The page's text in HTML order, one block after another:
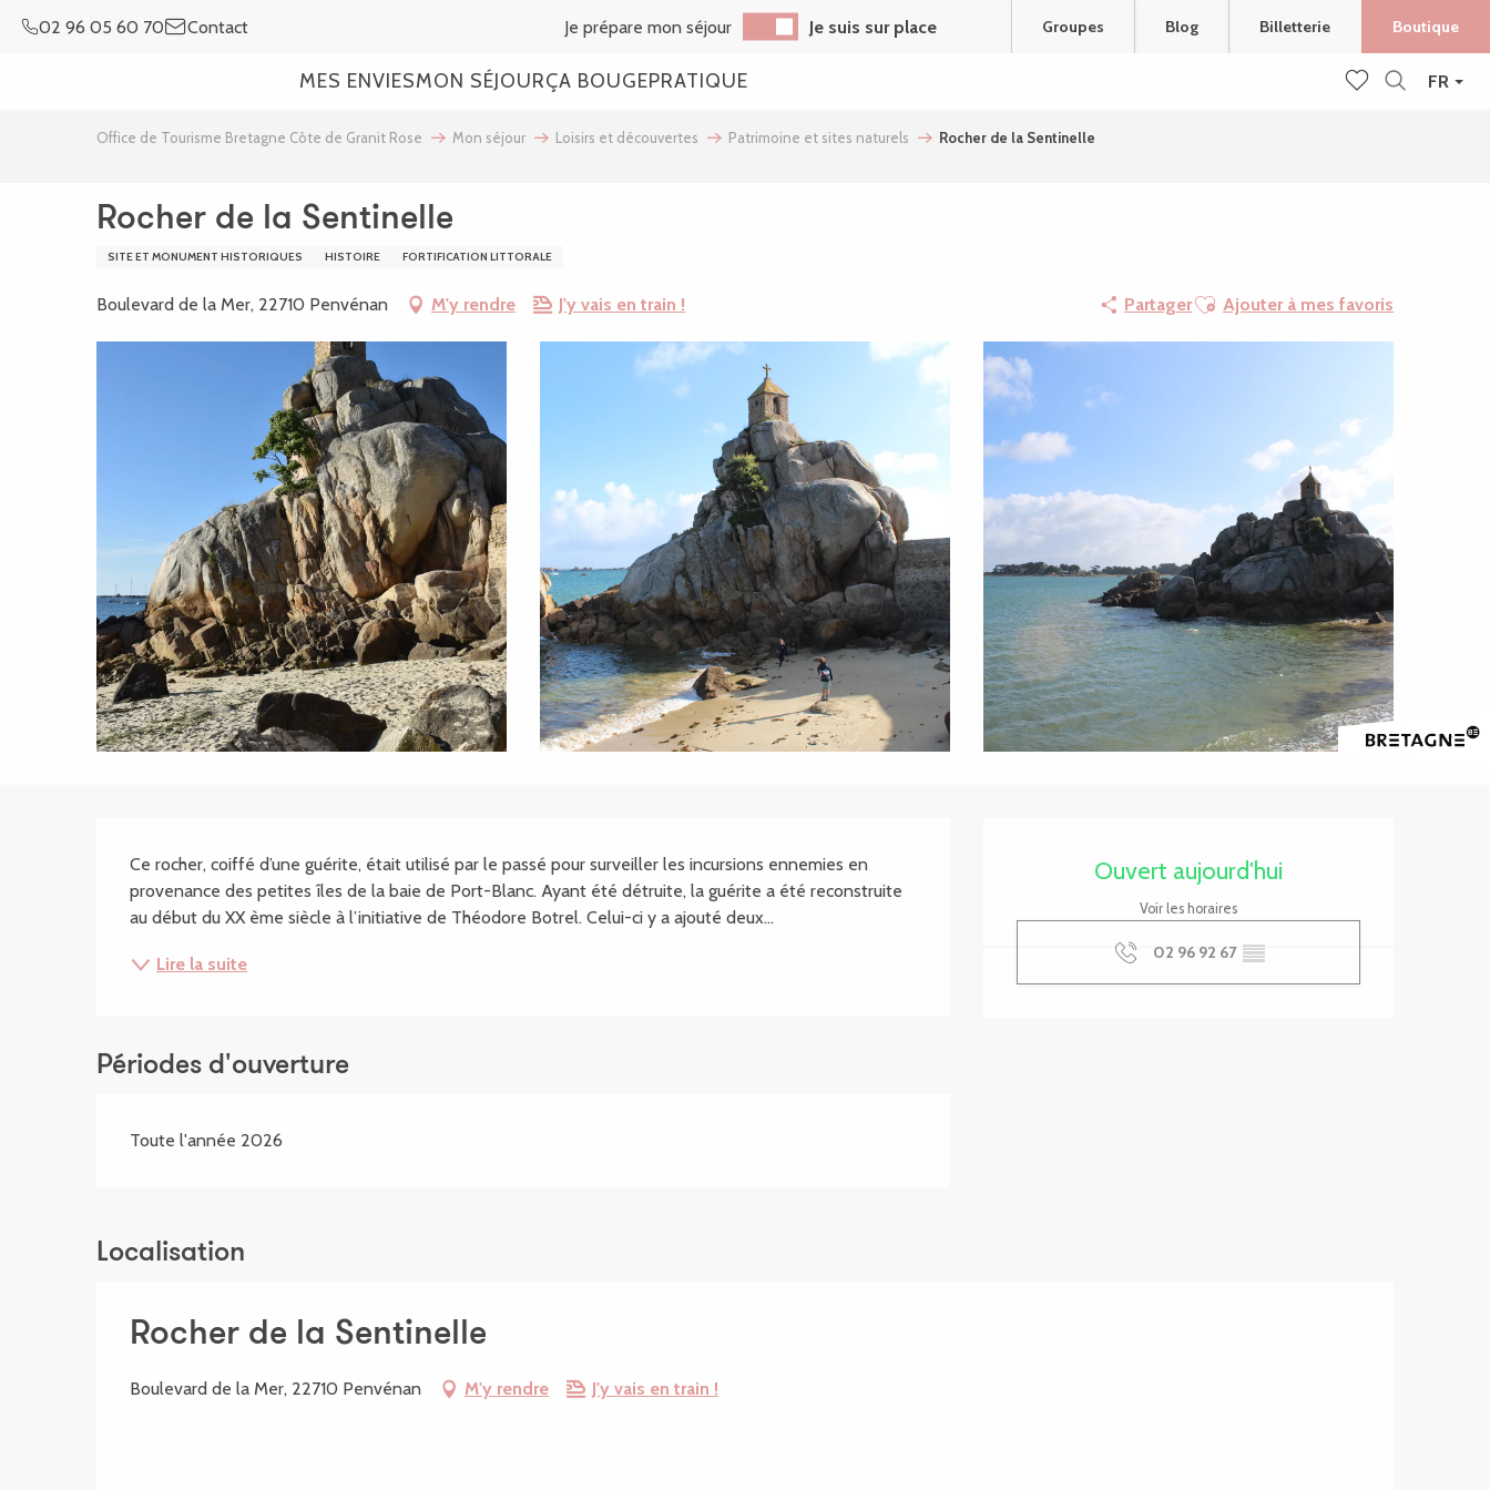
FR
02 96 05 60 70 Contact Je prépare mon séjour Je suis sur place Groupes Blog Billetterie Boutique
MES ENVIESMON SÉJOURÇA BOUGEPRATIQUE
Office de Tourisme Bretagne Côte de Granit Rose Mon séjour Loisirs et découvertes Patrimoine et sites naturels Rocher de la Sentinelle
Rocher de la Sentinelle
SITE ET MONUMENT HISTORIQUES HISTOIRE FORTIFICATION LITTORALE
Boulevard de la Mer, 22710 Penvénan M'y rendre J'y vais en train ! PartagerAjouter aux favoris
Ajouter à mes favoris
Ouvert aujourd'hui
Voir les horaires
02 96 92 67 ▒▒
Description
Ce rocher, coiffé d’une guérite, était utilisé par le passé pour surveiller les incursions ennemies en
provenance des petites îles de la baie de Port-Blanc. Ayant été détruite, la guérite a été reconstruite
au début du XX ème siècle à l’initiative de Théodore Botrel. Celui-ci y a ajouté deux...
Lire la suite
Périodes d'ouverture
Toute l'année 2026
Localisation
Rocher de la Sentinelle
Boulevard de la Mer, 22710 Penvénan M'y rendre J'y vais en train !